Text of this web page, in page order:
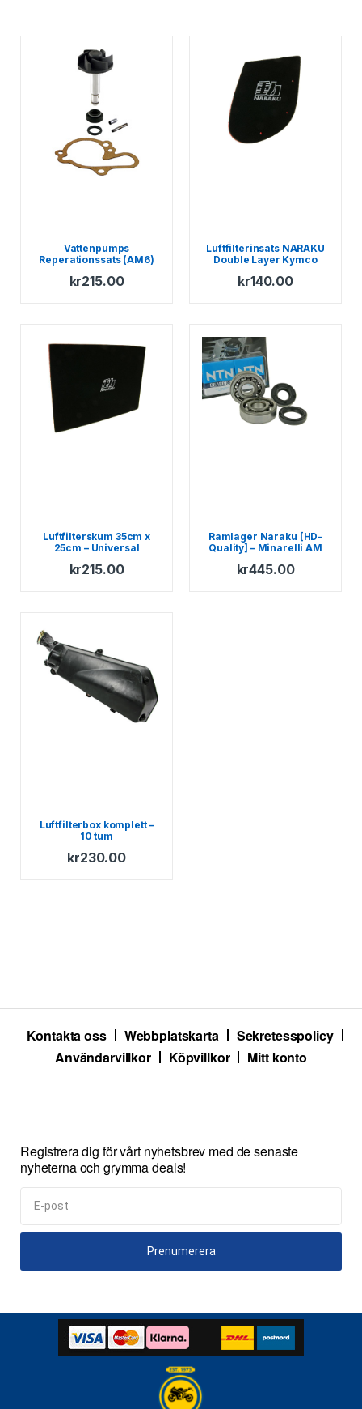
Vattenpumps
Reperationssats (AM6)
kr215.00
Luftfilterinsats NARAKU
Double Layer Kymco
kr140.00
Luftfilterskum 35cm x
25cm – Universal
kr215.00
Ramlager Naraku [HD-
Quality] – Minarelli AM
kr445.00
Luftfilterbox komplett –
10 tum
kr230.00
Kontakta oss Webbplatskarta
Sekretesspolicy
Användarvillkor
Köpvillkor Mitt konto
Registrera dig för vårt nyhetsbrev med de senaste
nyheterna och grymma deals!
Prenumerera